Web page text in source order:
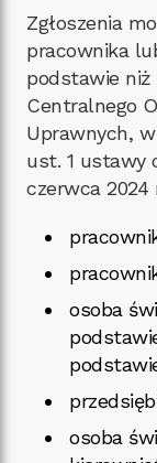
Zgłoszenia
pracownika
podstawie
Centralnego
Uprawnych,
ust. 1 ustawy
czerwca 2024
osoba
osoba